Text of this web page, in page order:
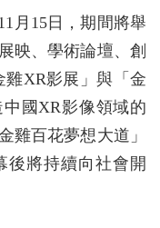
月15日，期間將舉
映、學術論壇、創
XR影展」與「金
國XR影像領域的
雞百花夢想大道」
後將持續向社會開